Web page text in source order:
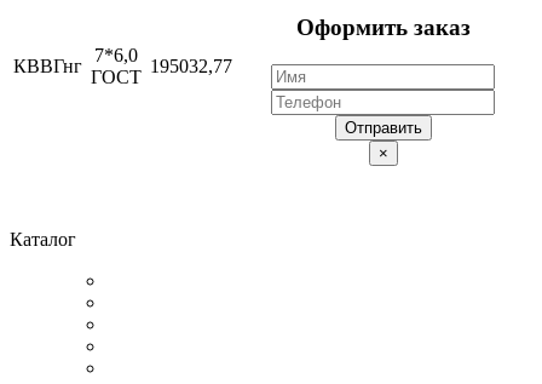
КВВГнг
7*6,0
ГОСТ
195032,77
Оформить заказ
Отправить
×
Каталог